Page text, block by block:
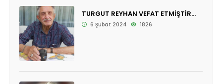
TURGUT REYHAN VEFAT ETMİŞTİR...
6 Şubat 2024 1826